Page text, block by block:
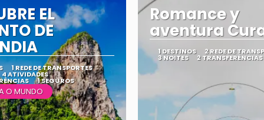
EL
DE
1 REDE DE TRANSPORTES
4 ATIVIDADES
1 SEGUROS
O MUNDO
Romance y
aventura
1 DESTINOS 2 REDE DE
3 NOITES 2 TRANSFERÊNCIAS